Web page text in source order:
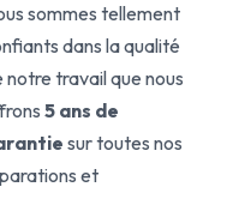
sommes tellement
dans la qualité
notre travail que nous
5 ans de
sur toutes nos
et